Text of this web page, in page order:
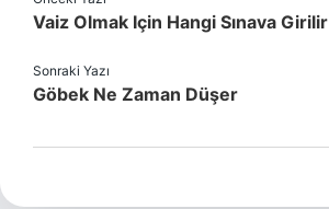
Vaiz Olmak Için Hangi Sınava Girilir
Sonraki Yazı
Göbek Ne Zaman Düşer